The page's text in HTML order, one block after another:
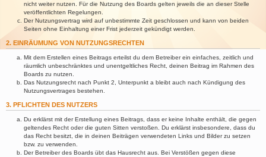
nicht weiter nutzen. Für die Nutzung des Boards gelten jeweils die an dieser Stelle
veröffentlichten Regelungen.
Der Nutzungsvertrag wird auf unbestimmte Zeit geschlossen und kann von beiden
Seiten ohne Einhaltung einer Frist jederzeit gekündigt werden.
2. EINRÄUMUNG VON NUTZUNGSRECHTEN
Mit dem Erstellen eines Beitrags erteilst du dem Betreiber ein einfaches, zeitlich und
räumlich unbeschränktes und unentgeltliches Recht, deinen Beitrag im Rahmen des
Boards zu nutzen.
Das Nutzungsrecht nach Punkt 2, Unterpunkt a bleibt auch nach Kündigung des
Nutzungsvertrages bestehen.
3. PFLICHTEN DES NUTZERS
Du erklärst mit der Erstellung eines Beitrags, dass er keine Inhalte enthält, die gegen
geltendes Recht oder die guten Sitten verstoßen. Du erklärst insbesondere, dass du
das Recht besitzt, die in deinen Beiträgen verwendeten Links und Bilder zu setzen
bzw. zu verwenden.
Der Betreiber des Boards übt das Hausrecht aus. Bei Verstößen gegen diese